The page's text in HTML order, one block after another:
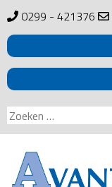
0299 - 421376
Zoeken
naar: